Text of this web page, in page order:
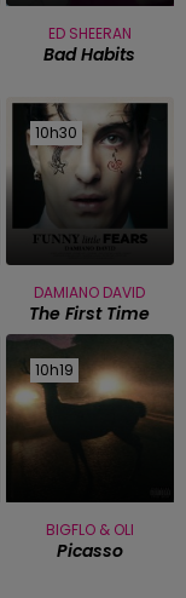
ED SHEERAN
Bad Habits
10h30
10h30
DAMIANO DAVID
The First Time
10h19
10h19
BIGFLO & OLI
Picasso